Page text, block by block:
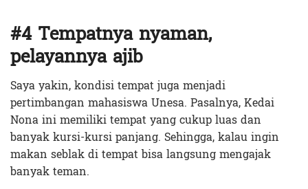
#4 Tempatnya nyaman,
pelayannya ajib
Saya yakin, kondisi tempat juga menjadi
pertimbangan mahasiswa Unesa. Pasalnya, Kedai
Nona ini memiliki tempat yang cukup luas dan
banyak kursi-kursi panjang. Sehingga, kalau ingin
makan seblak di tempat bisa langsung mengajak
banyak teman.